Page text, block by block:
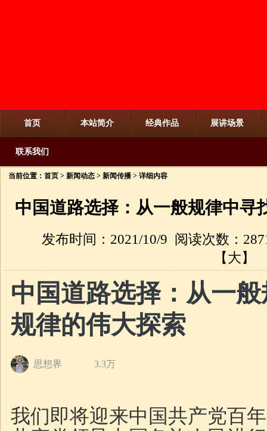
首页 本站简介 经典作品 展讲场景
联系我们
当前位置： 首页 > 新闻动态 > 新闻传播 > 详细内容
中国道路选择：从一般规律中寻
发布时间：2021/10/9 阅读次数：
【 大 】
中国道路选择：从一
规律的伟大探索
思想界 3.3万
我们即将迎来中国共产党百